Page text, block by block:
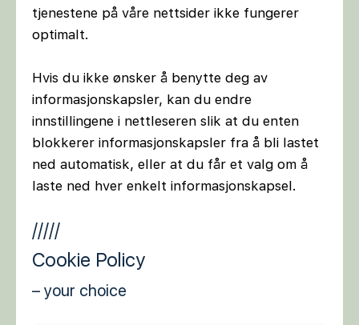
tjenestene på våre nettsider ikke fungerer
optimalt.
Hvis du ikke ønsker å benytte deg av
informasjonskapsler, kan du endre
innstillingene i nettleseren slik at du enten
blokkerer informasjonskapsler fra å bli lastet
ned automatisk, eller at du får et valg om å
laste ned hver enkelt informasjonskapsel.
/////
Cookie Policy
– your choice